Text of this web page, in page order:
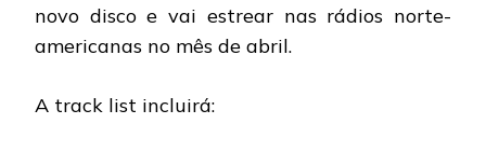
novo disco e vai estrear nas rádios norte-
americanas no mês de abril.
A track list incluirá: